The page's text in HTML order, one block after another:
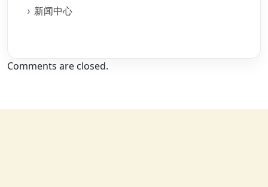
新闻中心
Comments are closed.